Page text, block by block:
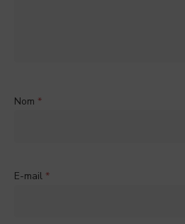
Nom *
E-mail *